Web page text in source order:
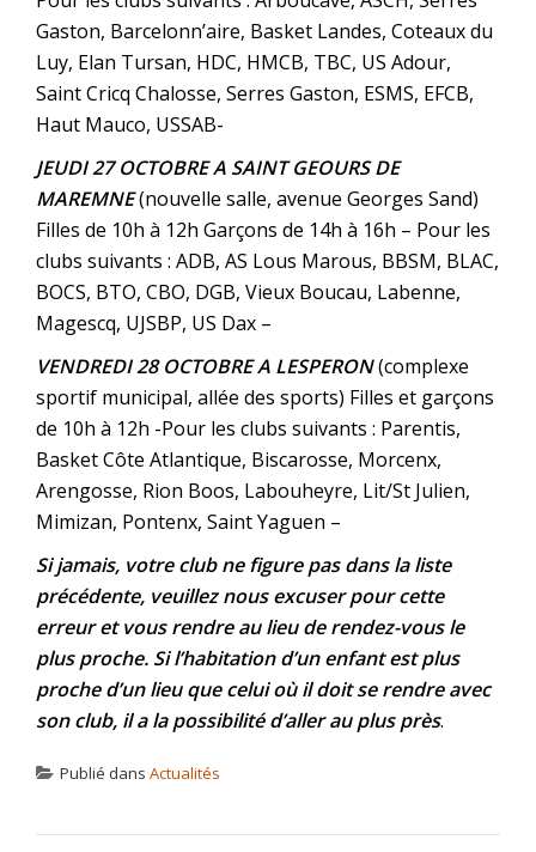
Gaston, Barcelonn’aire, Basket Landes, Coteaux du
Luy, Elan Tursan, HDC, HMCB, TBC, US Adour,
Saint Cricq Chalosse, Serres Gaston, ESMS, EFCB,
Haut Mauco, USSAB-
JEUDI 27 OCTOBRE A SAINT GEOURS DE
MAREMNE(nouvelle salle, avenue Georges Sand)
Filles de 10h à 12h Garçons de 14h à 16h – Pour les
clubs suivants : ADB, AS Lous Marous, BBSM, BLAC,
BOCS, BTO, CBO, DGB, Vieux Boucau, Labenne,
Magescq, UJSBP, US Dax –
VENDREDI 28 OCTOBRE A LESPERON(complexe
sportif municipal, allée des sports) Filles et garçons
de 10h à 12h -Pour les clubs suivants : Parentis,
Basket Côte Atlantique, Biscarosse, Morcenx,
Arengosse, Rion Boos, Labouheyre, Lit/St Julien,
Mimizan, Pontenx, Saint Yaguen –
Si jamais, votre club ne figure pas dans la liste
précédente, veuillez nous excuser pour cette
erreur et vous rendre au lieu de rendez-vous le
plus proche. Si l’habitation d’un enfant est plus
proche d’un lieu que celui où il doit se rendre avec
son club, il a la possibilité d’aller au plus près.
Publié dans Actualités